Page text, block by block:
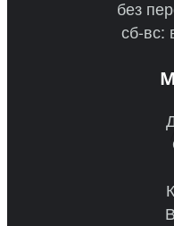
без
сб-вс: